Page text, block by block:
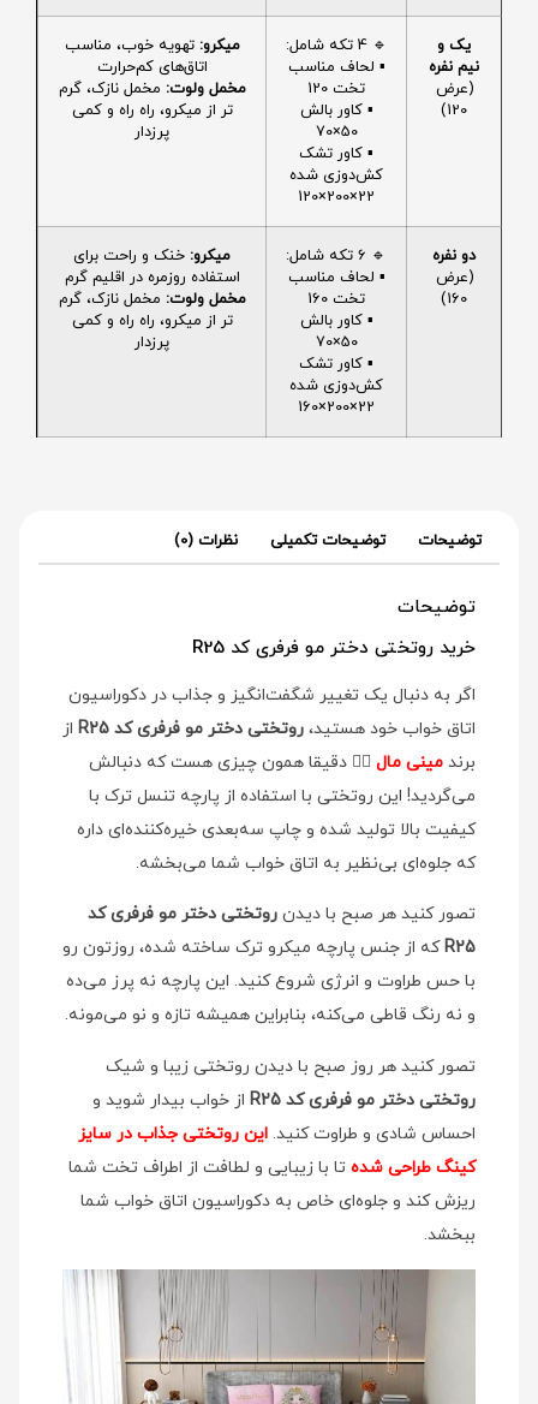
یک و
نیم نفره
(عرض
120)
🔹 4 تکه شامل:
▪️ لحاف مناسب
تخت 120
▪️ کاور بالش
50×70
▪️ کاور تشک
کش‌دوزی شده
22×200×120
میکرو: تهویه خوب، مناسب
اتاق‌های کم‌حرارت
مخمل ولوت: مخمل نازک، گرم
تر از میکرو، راه راه و کمی
پرزدار
دو نفره
(عرض
160)
🔹 6 تکه شامل:
▪️ لحاف مناسب
تخت 160
▪️ کاور بالش
50×70
▪️ کاور تشک
کش‌دوزی شده
22×200×160
میکرو: خنک و راحت برای
استفاده روزمره در اقلیم گرم
مخمل ولوت: مخمل نازک، گرم
تر از میکرو، راه راه و کمی
پرزدار
توضیحات توضیحات تکمیلی نظرات (0)
توضیحات
خرید روتختی دختر مو فرفری کد R25
اگر به دنبال یک تغییر شگفت‌انگیز و جذاب در دکوراسیون
اتاق خواب خود هستید، روتختی دختر مو فرفری کد R25
از
برند مینی مال 👉🏻 دقیقا همون چیزی هست که دنبالش
می‌گردید! این روتختی با استفاده از پارچه تنسل ترک با
کیفیت بالا تولید شده و چاپ سه‌بعدی خیره‌کننده‌ای داره
که جلوه‌ای بی‌نظیر به اتاق خواب شما می‌بخشه.
تصور کنید هر صبح با دیدن روتختی دختر مو فرفری کد
R25 که از جنس پارچه میکرو ترک ساخته شده، روزتون رو
با حس طراوت و انرژی شروع کنید. این پارچه نه پرز می‌ده
و نه رنگ قاطی می‌کنه، بنابراین همیشه تازه و نو می‌مونه.
تصور کنید هر روز صبح با دیدن روتختی زیبا و شیک
روتختی دختر مو فرفری کد R25
از خواب بیدار شوید و
احساس شادی و طراوت کنید. این روتختی جذاب در سایز
کینگ طراحی شده تا با زیبایی و لطافت از اطراف تخت شما
ریزش کند و جلوه‌ای خاص به دکوراسیون اتاق خواب شما
ببخشد.